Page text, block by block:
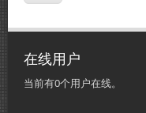
在线用户
当前有0个用户在线。